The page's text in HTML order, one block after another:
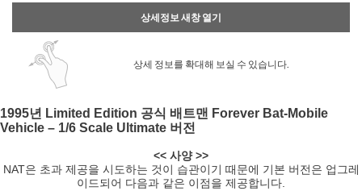
상세정보 새창 열기
상세 정보를 확대해 보실 수 있습니다.
1995년 Limited Edition 공식 배트맨 Forever Bat-Mobile
Vehicle – 1/6 Scale Ultimate 버전
<< 사양 >>
NAT은 초과 제공을 시도하는 것이 습관이기 때문에 기본 버전은 업그레
이드되어 다음과 같은 이점을 제공합니다.